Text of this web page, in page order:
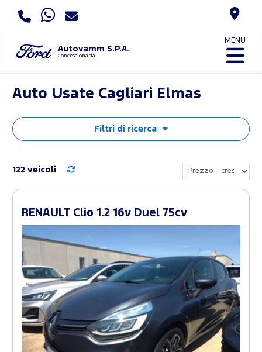
Autovamm S.P.A.
Concessionaria
MENU
Auto Usate Cagliari Elmas
Filtri di ricerca
122 veicoli
RENAULT Clio 1.2 16v Duel 75cv